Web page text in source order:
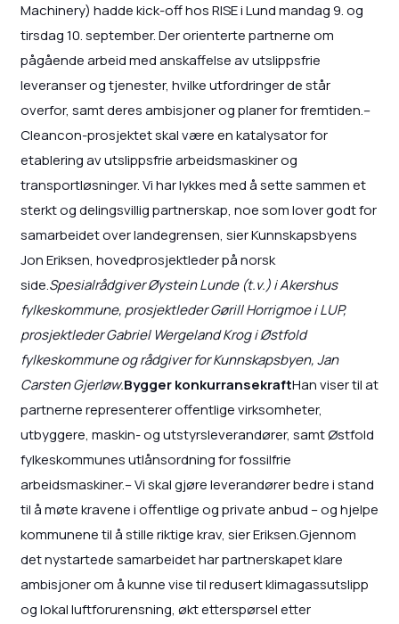
Machinery) hadde kick-off hos RISE i Lund mandag 9. og
tirsdag 10. september. Der orienterte partnerne om
pågående arbeid med anskaffelse av utslippsfrie
leveranser og tjenester, hvilke utfordringer de står
overfor, samt deres ambisjoner og planer for fremtiden.–
Cleancon-prosjektet skal være en katalysator for
etablering av utslippsfrie arbeidsmaskiner og
transportløsninger. Vi har lykkes med å sette sammen et
sterkt og delingsvillig partnerskap, noe som lover godt for
samarbeidet over landegrensen, sier Kunnskapsbyens
Jon Eriksen, hovedprosjektleder på norsk
side.Spesialrådgiver Øystein Lunde (t.v.) i Akershus
fylkeskommune, prosjektleder Gørill Horrigmoe i LUP,
prosjektleder Gabriel Wergeland Krog i Østfold
fylkeskommune og rådgiver for Kunnskapsbyen, Jan
Carsten Gjerløw.Bygger konkurransekraftHan viser til at
partnerne representerer offentlige virksomheter,
utbyggere, maskin- og utstyrsleverandører, samt Østfold
fylkeskommunes utlånsordning for fossilfrie
arbeidsmaskiner.– Vi skal gjøre leverandører bedre i stand
til å møte kravene i offentlige og private anbud – og hjelpe
kommunene til å stille riktige krav, sier Eriksen.Gjennom
det nystartede samarbeidet har partnerskapet klare
ambisjoner om å kunne vise til redusert klimagassutslipp
og lokal luftforurensning, økt etterspørsel etter